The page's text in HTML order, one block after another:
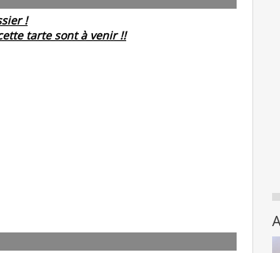
!
tarte sont à venir !!